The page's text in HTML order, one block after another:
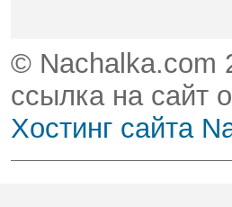
© Nachalka.com
ссылка на сайт
Хостинг сайта